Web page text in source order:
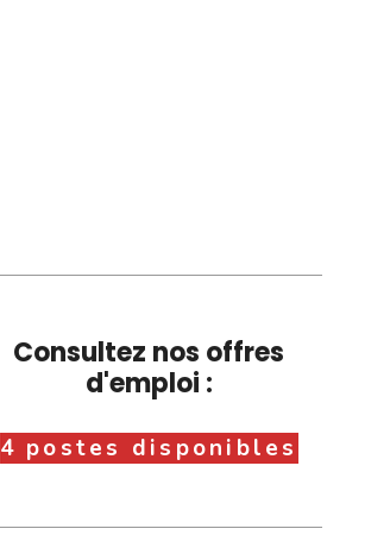
Consultez nos offres
d'emploi :
4 postes disponibles